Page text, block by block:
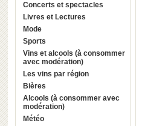
Concerts et spectacles
Livres et Lectures
Mode
Sports
Vins et alcools (à consommer
avec modération)
Les vins par région
Bières
Alcools (à consommer avec
modération)
Météo